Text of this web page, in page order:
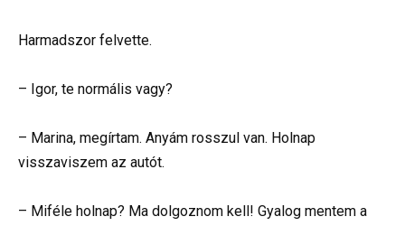
Harmadszor felvette.
– Igor, te normális vagy?
– Marina, megírtam. Anyám rosszul van. Holnap
visszaviszem az autót.
– Miféle holnap? Ma dolgoznom kell! Gyalog mentem a